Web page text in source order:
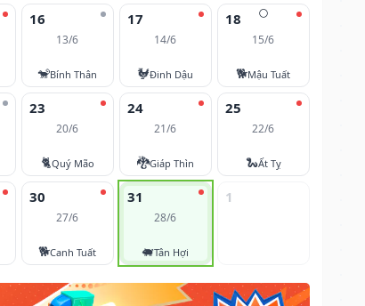
16
13/6
🐒Bính Thân
17
14/6
🐓Đinh Dậu
🌕
18
15/6
🐕Mậu Tuất
23
20/6
🐈Quý Mão
24
21/6
🐉Giáp Thìn
25
22/6
🐍Ất Tỵ
30
27/6
🐕Canh Tuất
31
28/6
🐖Tân Hợi
1